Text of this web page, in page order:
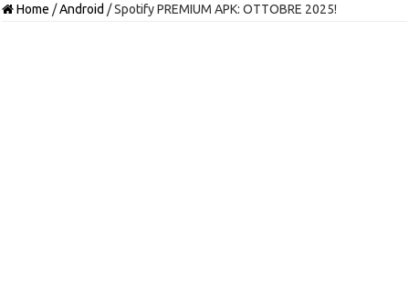
Home /Android /Spotify PREMIUM APK: OTTOBRE 2025!